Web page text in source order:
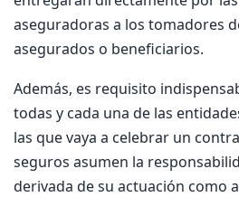
aseguradoras a los tomadores
asegurados o beneficiarios.
Además, es requisito
todas y cada una de las
las que vaya a celebrar un
seguros asumen la
derivada de su actuación como